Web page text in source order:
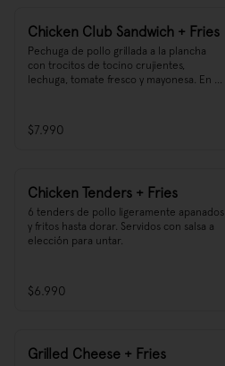
Chicken Club Sandwich + Fries
Pechuga de pollo grillada a la plancha
con trocitos de tocino crujientes,
lechuga, tomate fresco y mayonesa. En
$7.990
Chicken Tenders + Fries
6 tenders de pollo ligeramente apanados
y fritos hasta dorar. Servidos con salsa a
elección para untar.
$6.990
Grilled Cheese + Fries